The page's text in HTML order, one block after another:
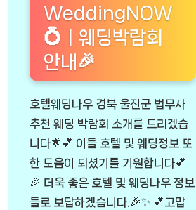
WeddingNOW
💍ㅣ웨딩박람회
안내🎉
호텔웨딩나우 경북 울진군 법무사
추천 웨딩 박람회 소개를 드리겠습
니다🌟💕 이들 호텔 및 웨딩정보 또
한 도움이 되셨기를 기원합니다💕
🎉 더욱 좋은 호텔 및 웨딩나우 정보
들로 보답하겠습니다.🎉✨ 💕고맙